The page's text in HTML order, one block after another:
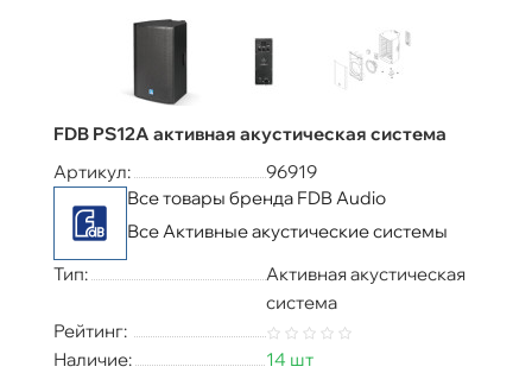
FDB PS12A активная акустическая система
Артикул:
96919
Все товары бренда FDB Audio
Все Активные акустические системы
Тип:
Активная акустическая
система
Рейтинг:
Наличие:
14 шт